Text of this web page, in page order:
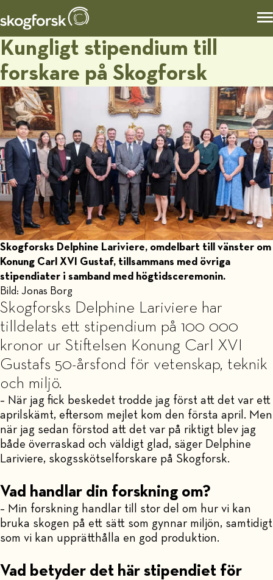
Kungligt stipendium till
forskare på Skogforsk
Skogforsks Delphine Lariviere, omdelbart till vänster om
Konung Carl XVI Gustaf, tillsammans med övriga
stipendiater i samband med högtidsceremonin.
Bild: Jonas Borg
Skogforsks Delphine Lariviere har
tilldelats ett stipendium på 100 000
kronor ur Stiftelsen Konung Carl XVI
Gustafs 50-årsfond för vetenskap, teknik
och miljö.
– När jag fick beskedet trodde jag först att det var ett
aprilskämt, eftersom mejlet kom den första april. Men
när jag sedan förstod att det var på riktigt blev jag
både överraskad och väldigt glad, säger Delphine
Lariviere, skogsskötselforskare på Skogforsk.
Vad handlar din forskning om?
– Min forskning handlar till stor del om hur vi kan
bruka skogen på ett sätt som gynnar miljön, samtidigt
som vi kan upprätthålla en god produktion.
Vad betyder det här stipendiet för